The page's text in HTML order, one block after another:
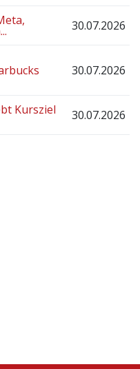
30.07.2026
30.07.2026
Kursziel 30.07.2026